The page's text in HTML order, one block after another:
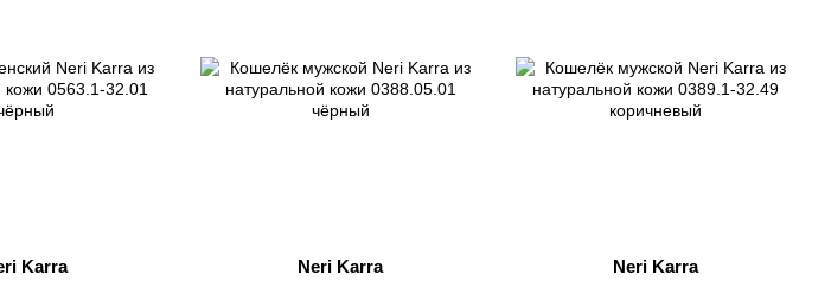
Karra
Neri Karra
Neri Karra